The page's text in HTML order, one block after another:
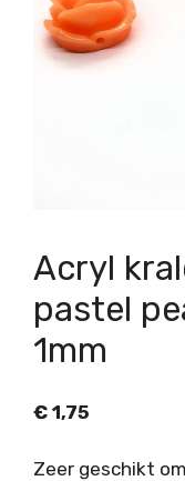
Acryl
pastel
1mm
€ 1,75
Zeer geschikt